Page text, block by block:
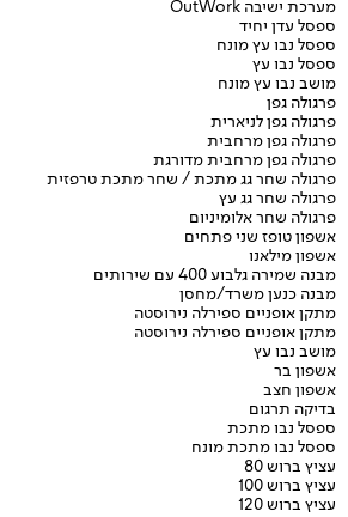
מערכת ישיבה OutWork
ספסל עדן יחיד
ספסל נבו עץ מונח
ספסל נבו עץ
מושב נבו עץ מונח
פרגולה גפן
פרגולה גפן לניארית
פרגולה גפן מרחבית
פרגולה גפן מרחבית מדורגת
פרגולה שחר גג מתכת / שחר מתכת טרפזית
פרגולה שחר גג עץ
פרגולה שחר אלומיניום
אשפון טופז שני פתחים
אשפון מילאנו
מבנה שמירה גלבוע 400 עם שירותים
מבנה כנען משרד/מחסן
מתקן אופניים ספירלה נירוסטה
מתקן אופניים ספירלה נירוסטה
מושב נבו עץ
אשפון בר
אשפון חצב
בדיקה תרגום
ספסל נבו מתכת
ספסל נבו מתכת מונח
עציץ ברוש 80
עציץ ברוש 100
עציץ ברוש 120